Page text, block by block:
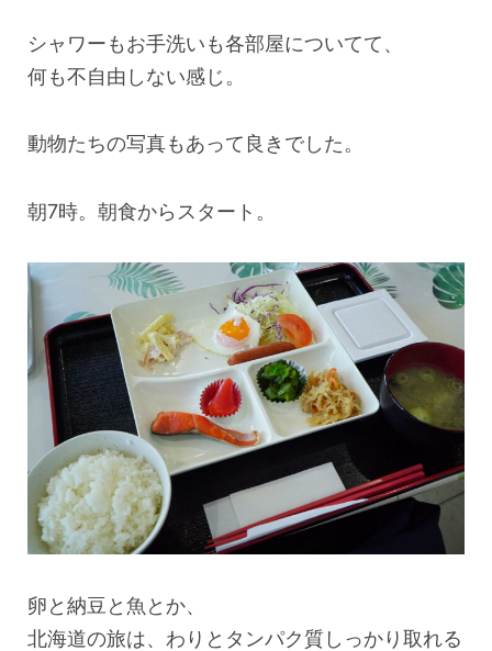
シャワーもお手洗いも各部屋についてて、
何も不自由しない感じ。
動物たちの写真もあって良きでした。
朝7時。朝食からスタート。
卵と納豆と魚とか、
北海道の旅は、わりとタンパク質しっかり取れる